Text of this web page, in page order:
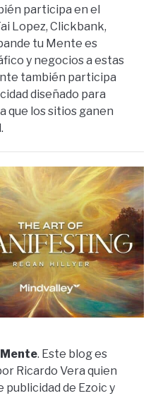
participa en el
Lopez, Clickbank,
tu Mente es
y negocios a estas
también participa
diseñado para
que los sitios ganen
. Este blog es
Ricardo Vera quien
de Ezoic y